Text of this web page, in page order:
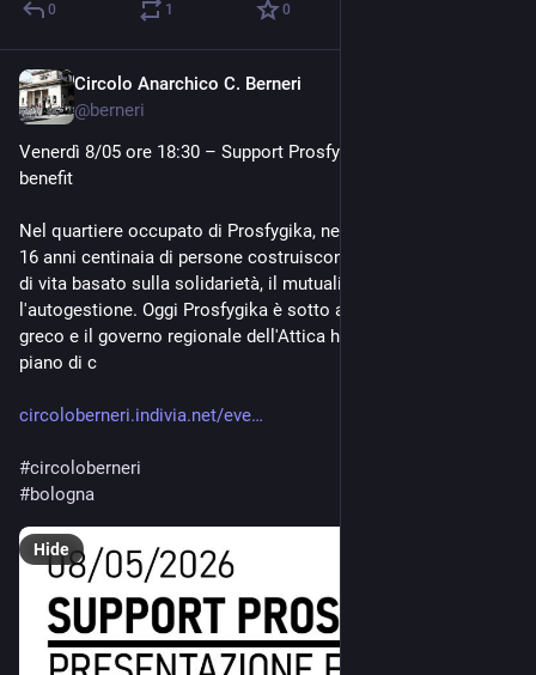
0 1 0
Circolo Anarchico C. Berneri
@berneri
Venerdì 8/05 ore 18:30 – Support Prosfygika! Presentazione e
benefit
Nel quartiere occupato di Prosfygika, nel centro di Atene, da
16 anni centinaia di persone costruiscono insieme un modello
di vita basato sulla solidarietà, il mutualismo, la collettività e
l'autogestione. Oggi Prosfygika è sotto attacco: lo stato
greco e il governo regionale dell'Attica hanno approvato un
piano di c
circoloberneri.indivia.net/eve
#circoloberneri
#bologna
Hide